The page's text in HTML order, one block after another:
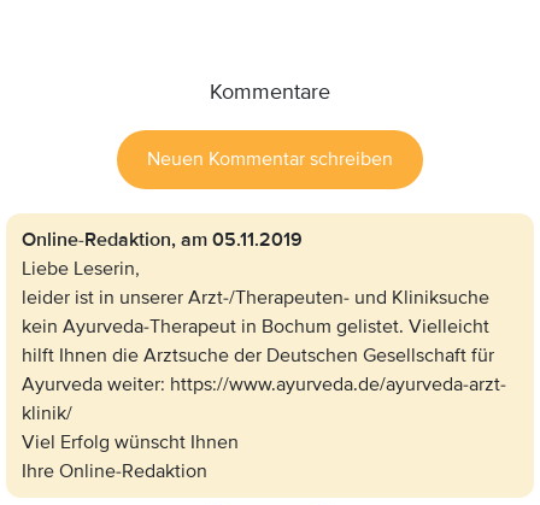
Kommentare
Neuen Kommentar schreiben
Online-Redaktion, am 05.11.2019
Liebe Leserin,
leider ist in unserer Arzt-/Therapeuten- und Kliniksuche
kein Ayurveda-Therapeut in Bochum gelistet. Vielleicht
hilft Ihnen die Arztsuche der Deutschen Gesellschaft für
Ayurveda weiter: https://www.ayurveda.de/ayurveda-arzt-
klinik/
Viel Erfolg wünscht Ihnen
Ihre Online-Redaktion